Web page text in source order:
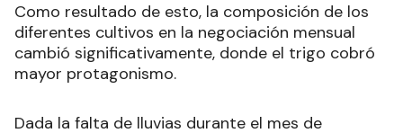
Como resultado de esto, la composición de los
diferentes cultivos en la negociación mensual
cambió significativamente, donde el trigo cobró
mayor protagonismo.
Dada la falta de lluvias durante el mes de